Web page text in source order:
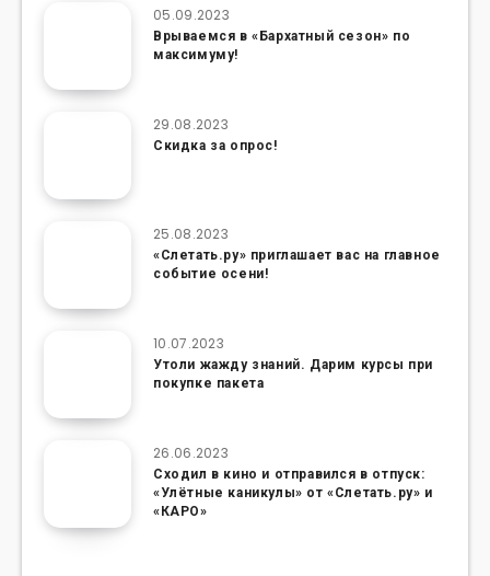
05.09.2023
Врываемся в «Бархатный сезон» по
максимуму!
29.08.2023
Скидка за опрос!
25.08.2023
«Слетать.ру» приглашает вас на главное
событие осени!
10.07.2023
Утоли жажду знаний. Дарим курсы при
покупке пакета
26.06.2023
Сходил в кино и отправился в отпуск:
«Улётные каникулы» от «Слетать.ру» и
«КАРО»